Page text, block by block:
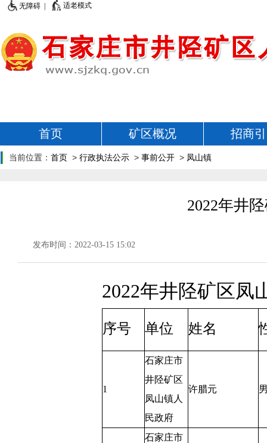
无障碍 | 适老模式
首页 矿区概况 招商
当前位置： 首页 > 行政执法公示 > 事前公开 > 凤山镇
2022年井
发布时间：2022-03-15 15:02
2022年井陉矿区凤
序号 单位 姓名
1
石家庄市
井陉矿区
凤山镇人
民政府
许腊元
石家庄市